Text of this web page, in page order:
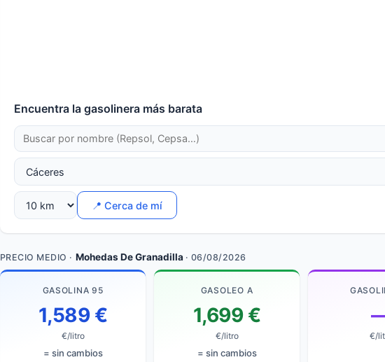
Encuentra la gasolinera más barata
📍 Cerca de mí
PRECIO MEDIO · Mohedas De Granadilla · 06/08/2026
GASOLINA 95
1,589 €
€/litro
= sin cambios
GASOLEO A
1,699 €
€/litro
= sin cambios
€/